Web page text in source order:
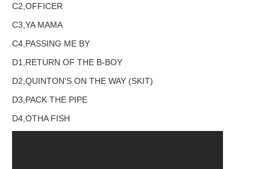
C2,OFFICER
C3,YA MAMA
C4,PASSING ME BY
D1,RETURN OF THE B-BOY
D2,QUINTON'S ON THE WAY (SKIT)
D3,PACK THE PIPE
D4,OTHA FISH